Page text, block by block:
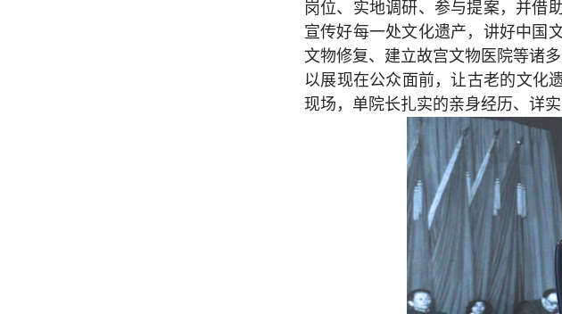
岗位、实地调研、参与提案，并借
宣传好每一处文化遗产，讲好中国
文物修复、建立故宫文物医院等诸
以展现在公众面前，让古老的文化
现场，单院长扎实的亲身经历、详